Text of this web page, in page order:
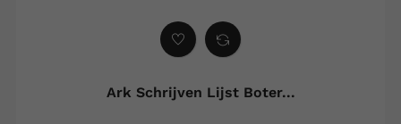
Ark Schrijven Lijst Boter...